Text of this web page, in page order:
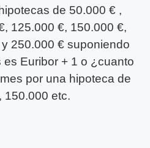
de 50.000 € ,
125.000 €, 150.000 €,
250.000 € suponiendo
Euribor + 1 o ¿cuanto
por una hipoteca de
150.000 etc.